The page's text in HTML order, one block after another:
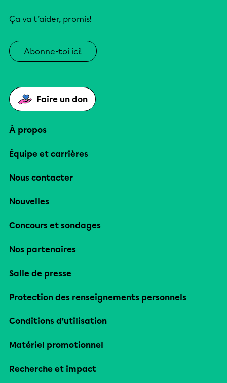
Ça va t’aider, promis!
Abonne-toi ici!
Faire un don
À propos
Équipe et carrières
Nous contacter
Nouvelles
Concours et sondages
Nos partenaires
Salle de presse
Protection des renseignements personnels
Conditions d’utilisation
Matériel promotionnel
Recherche et impact